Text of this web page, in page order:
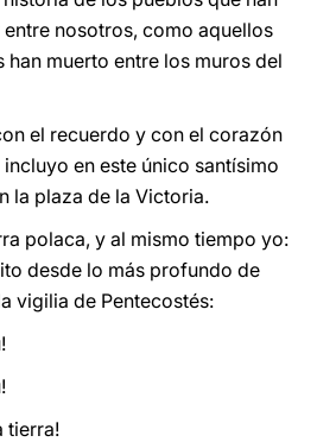
nosotros, como aquellos
han muerto entre los muros del
el recuerdo y con el corazón
en este único santísimo
la plaza de la Victoria.
polaca, y al mismo tiempo yo:
desde lo más profundo de
la vigilia de Pentecostés:
tierra!